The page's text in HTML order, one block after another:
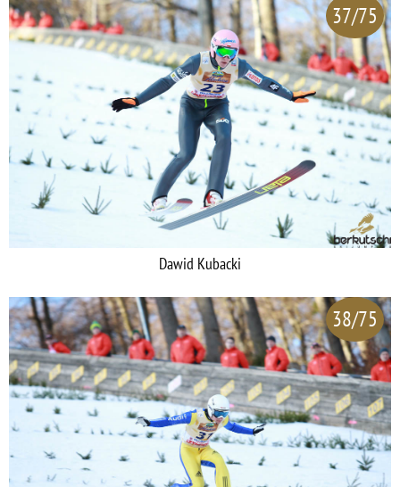
37/75
Dawid Kubacki
38/75